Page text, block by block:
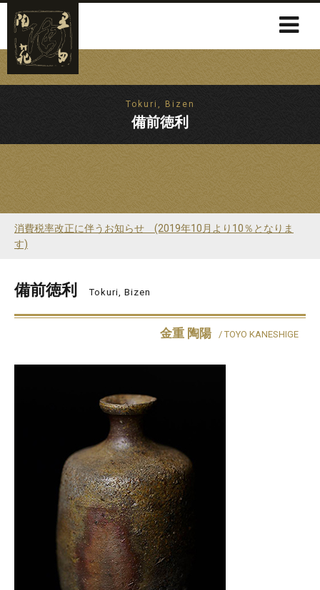
Tokuri, Bizen
備前徳利
消費税率改正に伴うお知らせ (2019年10月より10％となりま
す)
備前徳利 Tokuri, Bizen
金重 陶陽 / TOYO KANESHIGE